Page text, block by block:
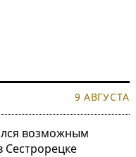
9 АВГУСТА
возможным